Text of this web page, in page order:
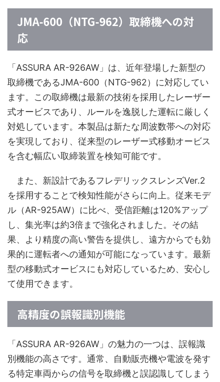
JMA-600（NTG-962）取締機への対
応
「ASSURA AR-926AW」は、近年登場した新型の
取締機であるJMA-600（NTG-962）に対応してい
ます。この取締機は最新の技術を採用したレーザー
式オービスであり、ルールを逸脱した運転に厳しく
対処しています。本製品は新たな周波数帯への対応
を実現しており、従来型のレーザー式移動オービス
を含む幅広い取締装置を検知可能です。
また、新設計であるフレデリックスレンズVer.2
を採用することで検知性能がさらに向上。従来モデ
ル（AR-925AW）に比べ、受信距離は120%アップ
し、集光率は約3倍まで強化されました。その結
果、より精度の高い警告を提供し、遠方からでも効
果的に運転者への通知が可能になっています。最新
型の移動式オービスにも対応しているため、安心し
て使用できます。
高精度の誤報識別機能
「ASSURA AR-926AW」の魅力の一つは、誤報識
別機能の高さです。通常、自動販売機や電波を発す
る特定車両からの信号を取締機と誤認識してしまう